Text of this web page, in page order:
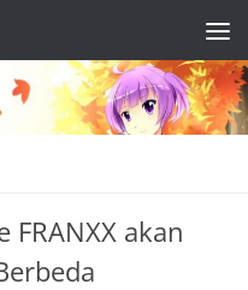
FRANXX akan